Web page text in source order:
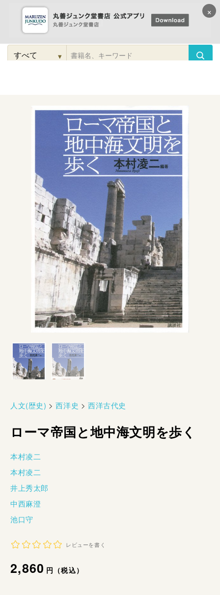
コンテンツに
進む
検
▾
人文(歴史) >西洋史 >西洋古代史
ローマ帝国と地中海文明を歩く
本村凌二
本村凌二
井上秀太郎
中西麻澄
池口守
レビューを書く
通
2,860円（税込）
×